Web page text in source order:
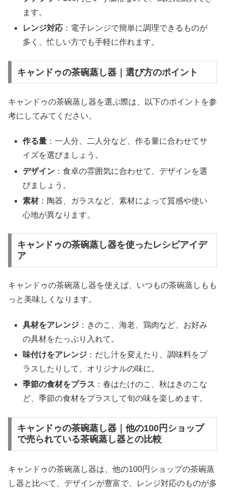
ます。
レンジ対応 ：電子レンジで簡単に調理できるものが
多く、忙しい方でも手軽に作れます。
キャンドゥの茶碗蒸し器｜選び方のポイント
キャンドゥの茶碗蒸し器を選ぶ際は、以下のポイントを参
考にしてみてください。
作る量 ：一人分、二人分など、作る量に合わせてサ
イズを選びましょう。
デザイン ：食卓の雰囲気に合わせて、デザインを選
びましょう。
素材：陶器、ガラスなど、素材によって質感や使い
心地が異なります。
キャンドゥの茶碗蒸し器を使ったレシピアイデ
ア
キャンドゥの茶碗蒸し器を使えば、いつもの茶碗蒸しもも
っと美味しくなります。
具材をアレンジ ：きのこ、海老、鶏肉など、お好み
の具材をたっぷり入れて。
味付けをアレンジ ：だし汁を変えたり、調味料をプ
ラスしたりして、オリジナルの味に。
季節の食材をプラス ：春はたけのこ、秋はきのこな
ど、季節の食材をプラスして旬の味を楽しめます。
キャンドゥの茶碗蒸し器｜他の100円ショップ
で売られている茶碗蒸し器との比較
キャンドゥの茶碗蒸し器は、他の100円ショップの茶碗蒸
し器と比べて、デザインが豊富で、レンジ対応のものが多